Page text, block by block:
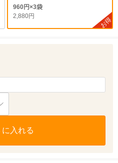
960円×3袋
2,880円
お得
に入れる